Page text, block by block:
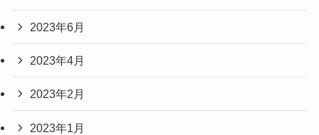
2023年6月
2023年4月
2023年2月
2023年1月